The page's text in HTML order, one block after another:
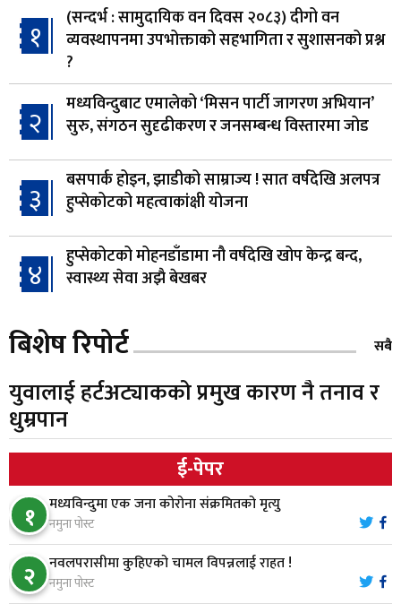
१
(सन्दर्भ : सामुदायिक वन दिवस २०८३) दीगो वन
व्यवस्थापनमा उपभोक्ताको सहभागिता र सुशासनको प्रश्न
?
२
मध्यविन्दुबाट एमालेको ‘मिसन पार्टी जागरण अभियान’
सुरु, संगठन सुदृढीकरण र जनसम्बन्ध विस्तारमा जोड
३
बसपार्क होइन, झाडीको साम्राज्य ! सात वर्षदेखि अलपत्र
हुप्सेकोटको महत्वाकांक्षी योजना
४
हुप्सेकोटको मोहनडाँडामा नौ वर्षदेखि खोप केन्द्र बन्द,
स्वास्थ्य सेवा अझै बेखबर
५ हाम्रो चेतना, नेतृत्व, सभ्यता र भविष्य
६
गैँडाको आतंकः बगुवनमा किसानको धानबाली नष्ट,
७
स्थापनाको एक दशकपछि विनयी त्रिवेणीको आफ्नै
प्रशासकीय भवनको शिलान्यास
८
भरतपुर अस्पतालद्वारा आइसियुमा प्रतिक्षारत बिरामीको
नाम ‘डिस्प्ले बोर्ड’मा
बिशेष रिपोर्ट सबै
युवालाई हर्टअट्याकको प्रमुख कारण नै तनाव र
धुम्रपान
ई-पेपर
१ मध्यविन्दुमा एक जना कोरोना संक्रमितको मृत्यु
नमुना पोस्ट
२ नवलपरासीमा कुहिएको चामल विपन्नलाई राहत !
नमुना पोस्ट